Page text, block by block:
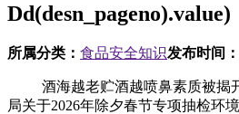
Dd(desn_pageno).value)
所属分类： 食品安全知识发布时间：
酒海越老贮酒越喷鼻素质被揭
局关于2026年除夕春节专项抽检环